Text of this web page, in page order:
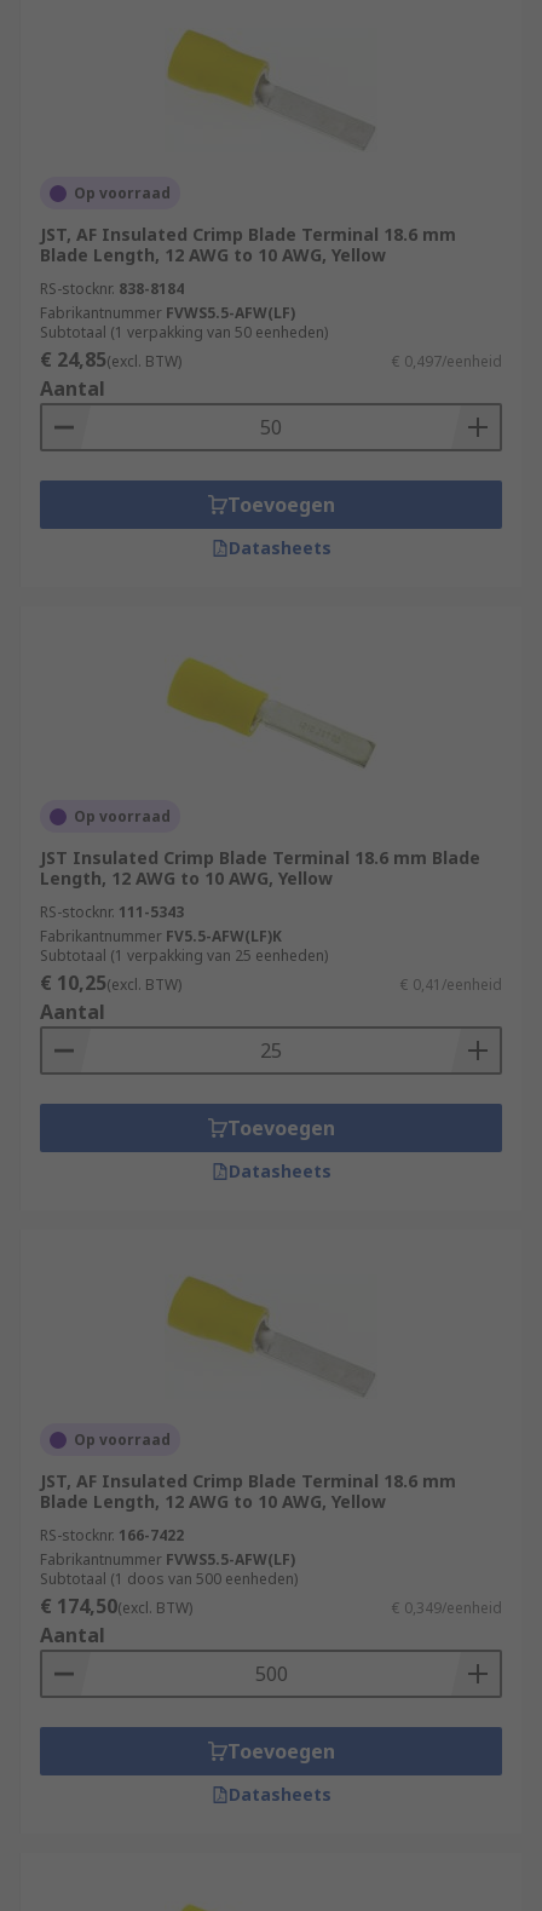
Op voorraad
JST, AF Insulated Crimp Blade Terminal 18.6 mm
Blade Length, 12 AWG to 10 AWG, Yellow
RS-stocknr. 838-8184
Fabrikantnummer FVWS5.5-AFW(LF)
Subtotaal (1 verpakking van 50 eenheden)
€ 24,85(excl. BTW) € 0,497/eenheid
Aantal
Toevoegen
Datasheets
Op voorraad
JST Insulated Crimp Blade Terminal 18.6 mm Blade
Length, 12 AWG to 10 AWG, Yellow
RS-stocknr. 111-5343
Fabrikantnummer FV5.5-AFW(LF)K
Subtotaal (1 verpakking van 25 eenheden)
€ 10,25(excl. BTW) € 0,41/eenheid
Aantal
Toevoegen
Datasheets
Op voorraad
JST, AF Insulated Crimp Blade Terminal 18.6 mm
Blade Length, 12 AWG to 10 AWG, Yellow
RS-stocknr. 166-7422
Fabrikantnummer FVWS5.5-AFW(LF)
Subtotaal (1 doos van 500 eenheden)
€ 174,50(excl. BTW) € 0,349/eenheid
Aantal
Toevoegen
Datasheets